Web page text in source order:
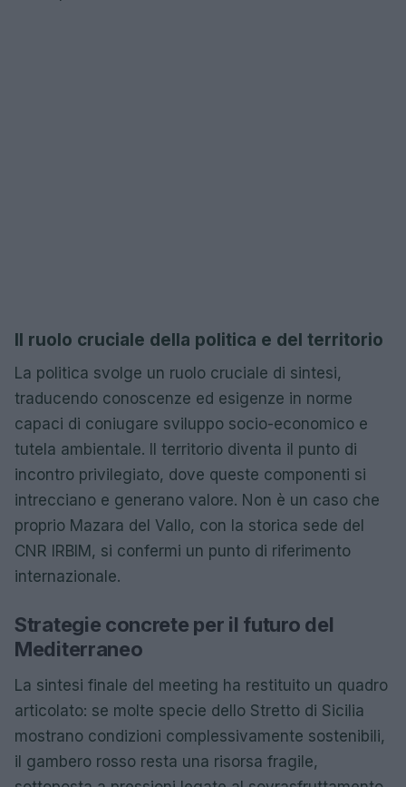
Il ruolo cruciale della politica e del territorio
La politica svolge un ruolo cruciale di sintesi,
traducendo conoscenze ed esigenze in norme
capaci di coniugare sviluppo socio-economico e
tutela ambientale. Il territorio diventa il punto di
incontro privilegiato, dove queste componenti si
intrecciano e generano valore. Non è un caso che
proprio Mazara del Vallo, con la storica sede del
CNR IRBIM, si confermi un punto di riferimento
internazionale.
Strategie concrete per il futuro del
Mediterraneo
La sintesi finale del meeting ha restituito un quadro
articolato: se molte specie dello Stretto di Sicilia
mostrano condizioni complessivamente sostenibili,
il gambero rosso resta una risorsa fragile,